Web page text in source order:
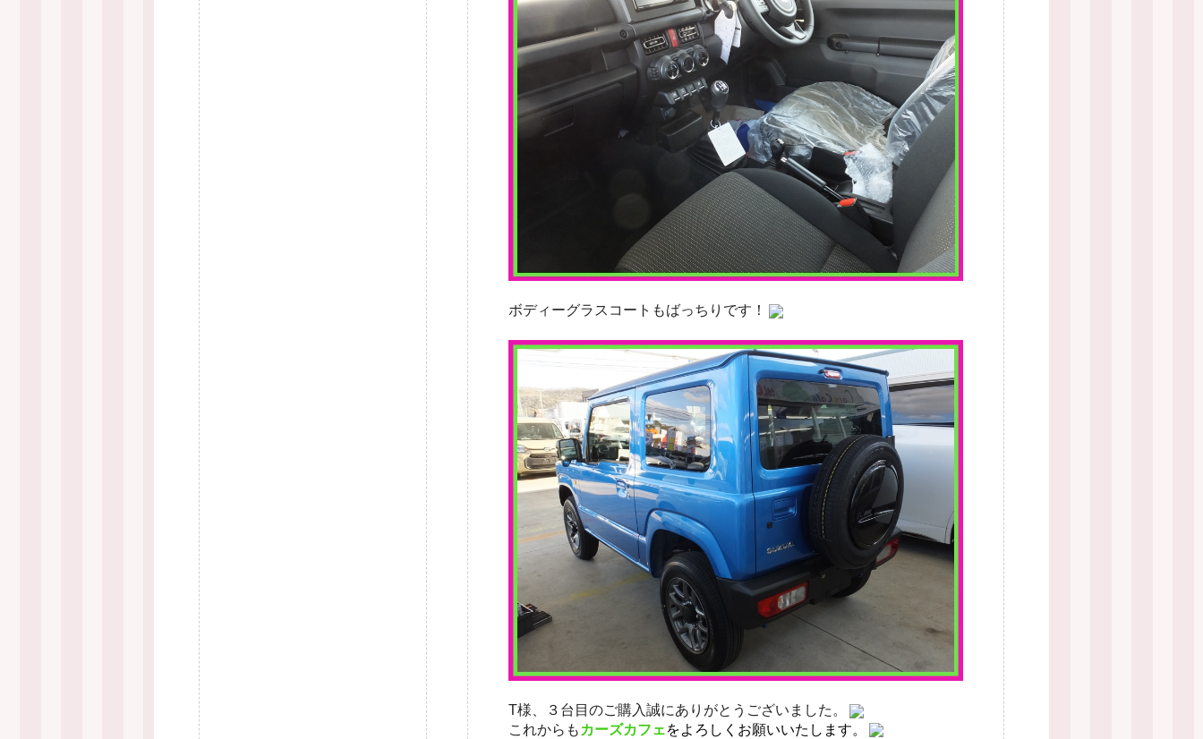
ボディーグラスコートもばっちりです！
T様、３台目のご購入誠にありがとうございました。
これからも カーズカフェをよろしくお願いいたします。